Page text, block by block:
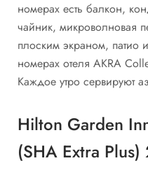
номерах есть балкон,
чайник, микроволновая
плоским экраном, патио
номерах отеля AKRA
Каждое утро сервируют
Hilton Garden
(SHA Extra Plus)